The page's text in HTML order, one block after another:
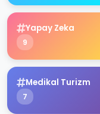
Yapay Zeka
9
Medikal Turizm
7